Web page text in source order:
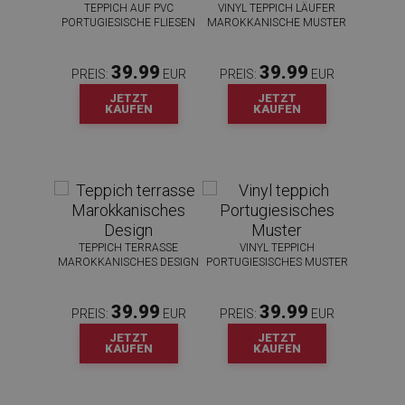
TEPPICH AUF PVC
PORTUGIESISCHE FLIESEN
PREIS: 39.99 EUR
JETZT
KAUFEN
VINYL TEPPICH LÄUFER
MAROKKANISCHE MUSTER
PREIS: 39.99 EUR
JETZT
KAUFEN
TEPPICH TERRASSE
MAROKKANISCHES DESIGN
PREIS: 39.99 EUR
JETZT
KAUFEN
VINYL TEPPICH
PORTUGIESISCHES MUSTER
PREIS: 39.99 EUR
JETZT
KAUFEN